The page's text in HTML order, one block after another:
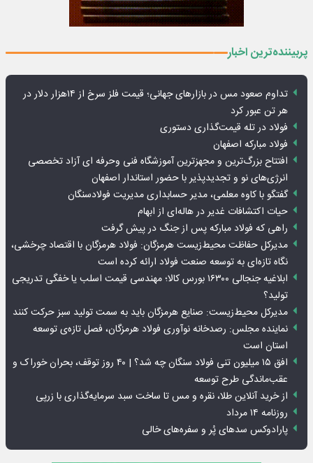
پربیننده‌ترین اخبار
تداوم صعود مس در بازارهای جهانی؛ قیمت فلز سرخ از ۱۴هزار دلار در
هر تن عبور کرد
فولاد در تله قیمت‌گذاری دستوری
فولاد مبارکه اصفهان
افتتاح بزرگ‌ترین و مجهزترین آموزشگاه فنی وحرفه ای آزاد تخصصی
انرژی‌های نو و تجدیدپذیر با حضور استاندار اصفهان
گفتگو با کاوه معلمی، مدیر حسابداری مدیریت فولادسنگان
حیات اکتشافات غدیر در هاله‌ای از ابهام
راهی که فولاد مبارکه پس از جنگ در پیش گرفت
مدیرکل حفاظت محیط‌زیست هرمزگان: فولاد هرمزگان با اقتصاد چرخشی،
نگاه تازه‌ای به توسعه صنعت فولاد ارائه کرده است
ابلاغیه جنجالی ۱۶۳۰۰ بورس کالا؛ مهندسی قیمت اسلب یا خفگی تدریجی
تولید؟
مدیرکل محیط‌زیست: صنایع هرمزگان باید به سمت تولید سبز حرکت کنند
نماینده مجلس: رصدخانه نوآوری فولاد هرمزگان، فصل تازه‌ی توسعه
استان است
افق ۱۵ میلیون تنی فولاد سنگان چه شد؟ | ۴۰ روز توقف، بحران خوراک و
عقب‌ماندگی طرح توسعه
از خرید آنلاین طلا، نقره و مس تا ساخت سبد سرمایه‌گذاری با زرپی
روزنامه ۱۴ مرداد
پارادوکس سدهای پُر و سفره‌های خالی